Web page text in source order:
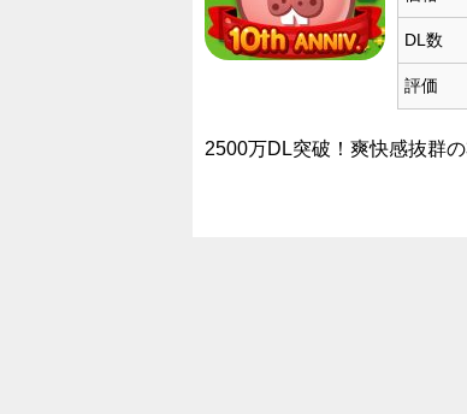
DL数
評価
2500万DL突破！爽快感抜群の